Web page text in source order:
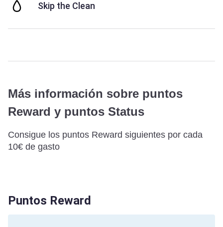
Skip the Clean
Más información sobre puntos
Reward y puntos Status
Consigue los puntos Reward siguientes por cada
10€ de gasto
Puntos Reward